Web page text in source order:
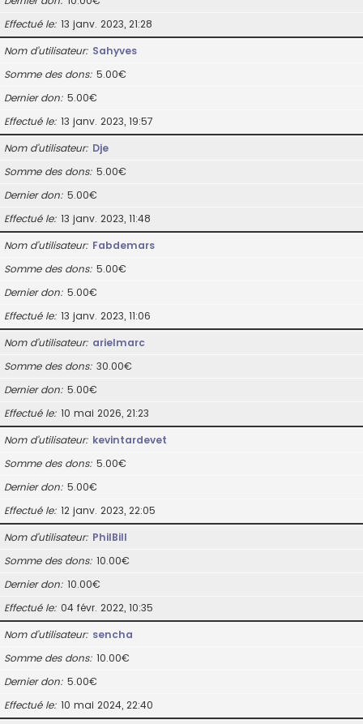
Effectué le 13 janv. 2023, 21:28
Nom d’utilisateur Sahyves
Somme des dons 5.00€
Dernier don 5.00€
Effectué le 13 janv. 2023, 19:57
Nom d’utilisateur Dje
Somme des dons 5.00€
Dernier don 5.00€
Effectué le 13 janv. 2023, 11:48
Nom d’utilisateur Fabdemars
Somme des dons 5.00€
Dernier don 5.00€
Effectué le 13 janv. 2023, 11:06
Nom d’utilisateur arielmarc
Somme des dons 30.00€
Dernier don 5.00€
Effectué le 10 mai 2026, 21:23
Nom d’utilisateur kevintardevet
Somme des dons 5.00€
Dernier don 5.00€
Effectué le 12 janv. 2023, 22:05
Nom d’utilisateur PhilBill
Somme des dons 10.00€
Dernier don 10.00€
Effectué le 04 févr. 2022, 10:35
Nom d’utilisateur sencha
Somme des dons 10.00€
Dernier don 5.00€
Effectué le 10 mai 2024, 22:40